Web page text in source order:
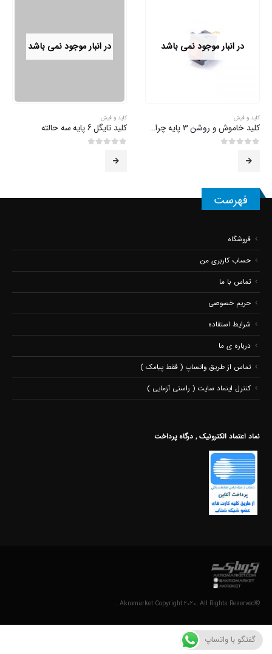
در انبار موجود نمی باشد
کلید و فیش
کلید خاموش و روشن 3 پایه چراغ دار
در انبار موجود نمی باشد
کلید و فیش
کلید تایگل 6 پایه سه حالته
فهرست
فروشگاه
حساب کاربری من
تماس با ما
حریم خصوصی
شرایط استفاده
درباره ی ما
تماس از طریق واتساپ ( فقط پیامک )
کنترل اینماد سایت ( راستی آزمایی )
نماد اعتماد الکترونیک , درگاه پرداخت
©Akromarket Copyright 2020. All Rights Reserved .
گفتگو با واتساپ